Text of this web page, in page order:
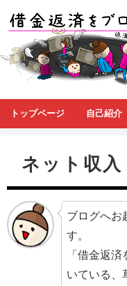
トップページ 自己紹介
ネット収入
ブログへお
す。
「借金返
いている、